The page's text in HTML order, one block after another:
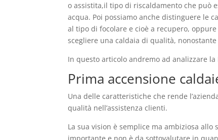
o assistita,il tipo di riscaldamento che può
acqua. Poi possiamo anche distinguere le
al tipo di focolare e cioè a recupero,
scegliere una caldaia di qualità,
In questo articolo andremo ad analizzare la
Prima accensione
Una delle caratteristiche che rende
qualità nell’assistenza clienti.
La sua vision è semplice ma ambiziosa